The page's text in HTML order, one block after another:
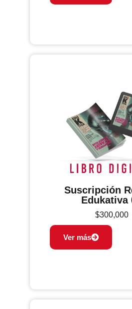
Suscripción
Edukativa
$300,000
Ver más